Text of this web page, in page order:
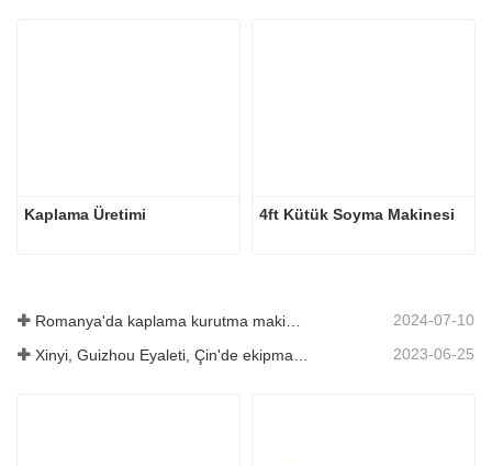
Kaplama Üretimi 4ft Kütük Soyma Makinesi
2024-07-10
Xinyi, Guizhou Eyaleti, Çin'de ekipman lansmanı 2023-06-25